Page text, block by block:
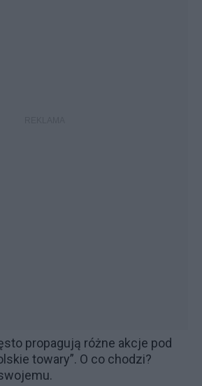
propagują różne akcje pod
towary”. O co chodzi?